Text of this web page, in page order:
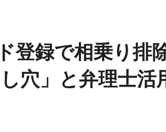
登録で相乗り排
穴」と弁理士活